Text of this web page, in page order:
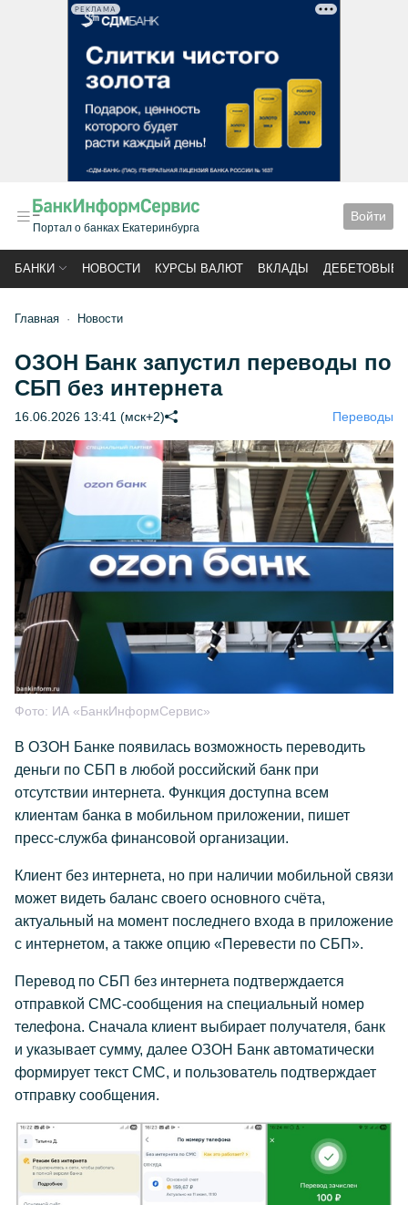
РЕКЛАМА
Портал о банках Екатеринбурга
Войти
БАНКИ НОВОСТИ КУРСЫ ВАЛЮТ ВКЛАДЫ ДЕБЕТОВЫЕ
Главная Новости
ОЗОН Банк запустил переводы по
СБП без интернета
16.06.2026 13:41 (мск+2) Переводы
Фото: ИА «БанкИнформСервис»
В ОЗОН Банке появилась возможность переводить
деньги по СБП в любой российский банк при
отсутствии интернета. Функция доступна всем
клиентам банка в мобильном приложении, пишет
пресс-служба финансовой организации.
Клиент без интернета, но при наличии мобильной связи
может видеть баланс своего основного счёта,
актуальный на момент последнего входа в приложение
с интернетом, а также опцию «Перевести по СБП».
Перевод по СБП без интернета подтверждается
отправкой СМС-сообщения на специальный номер
телефона. Сначала клиент выбирает получателя, банк
и указывает сумму, далее ОЗОН Банк автоматически
формирует текст СМС, и пользователь подтверждает
отправку сообщения.